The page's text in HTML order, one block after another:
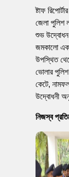
ষ্টাফ
জেলা পুলিশ
শুভ উদ্বোধন
জমকালো এক
উপস্থিত
ভোলার
কেটে,
উদ্বোধনী
নিজস্ব